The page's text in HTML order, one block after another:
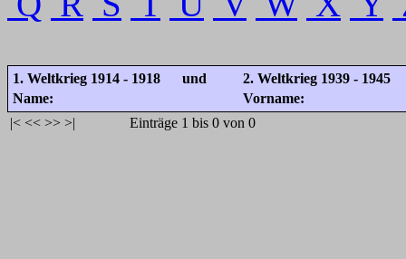
1. Weltkrieg 1914 - 1918 und
2. Weltkrieg 1939 - 1945
Name:
Vorname:
|< << >> >| Einträge 1 bis 0 von 0